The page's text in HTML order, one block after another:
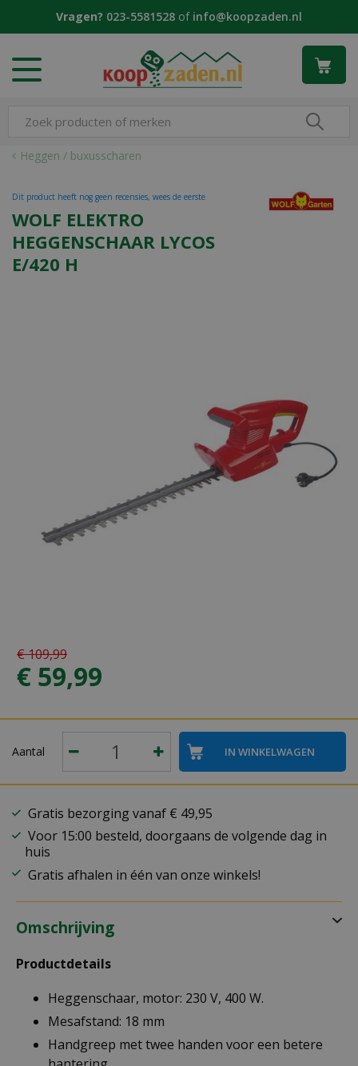
Heggen / buxusscharen
Vragen? 023-5581528 of info@koopzaden.nl
WOLF ELEKTRO
HEGGENSCHAAR LYCOS
E/420 H
Dit product heeft nog geen recensies, wees de eerste
€109,99
€ 59,99
Aantal
Gratis bezorging vanaf € 49,95
Voor 15:00 besteld, doorgaans de volgende dag in
huis
Gratis afhalen in één van onze winkels!
Omschrijving
Productdetails
Heggenschaar, motor: 230 V, 400 W.
Mesafstand: 18 mm
Handgreep met twee handen voor een betere